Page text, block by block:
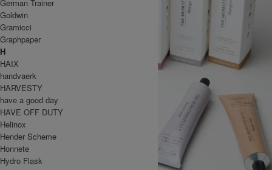
German Trainer
Goldwin
Gramicci
Graphpaper
H
HAIX
handvaerk
HARVESTY
have a good day
HAVE OFF DUTY
Helinox
Hender Scheme
Honnete
Hydro Flask